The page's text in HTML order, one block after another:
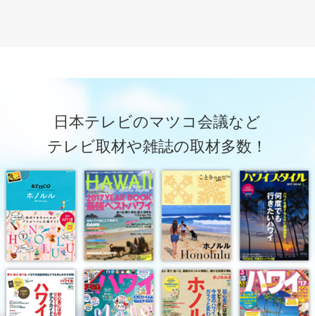
日本テレビのマツコ会議など
テレビ取材や雑誌の取材多数！